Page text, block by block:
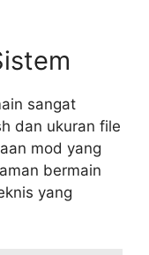
sangat
dan ukuran file
mod yang
bermain
yang